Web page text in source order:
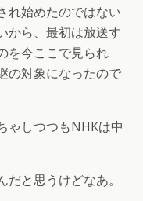
れ始めたのではない
から、最初は放送す
を今ここで見られ
の対象になったので
ゃしつつもNHKは中
と思うけどなあ。